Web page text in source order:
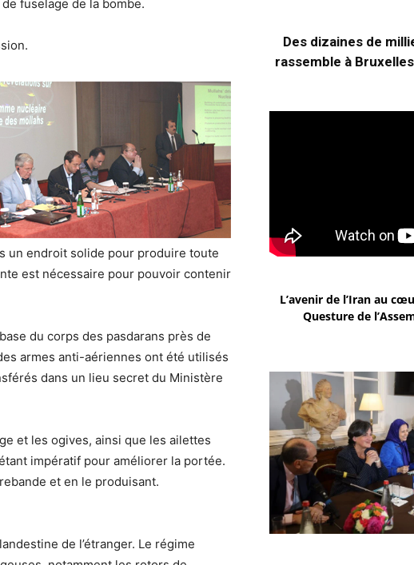
fuselage de la bombe.
un endroit solide pour produire toute
est nécessaire pour pouvoir contenir
du corps des pasdarans près de
armes anti-aériennes ont été utilisés
dans un lieu secret du Ministère
et les ogives, ainsi que les ailettes
impératif pour améliorer la portée.
et en le produisant.
de l’étranger. Le régime
Des dizaines de
rassemble à Bruxelles
L’avenir de l’Iran au
Questure de